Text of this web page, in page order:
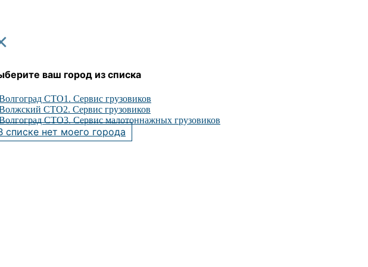
ваш город из списка
СТО1. Сервис грузовиков
СТО2. Сервис грузовиков
СТО3. Сервис малотоннажных грузовиков
списке нет моего города